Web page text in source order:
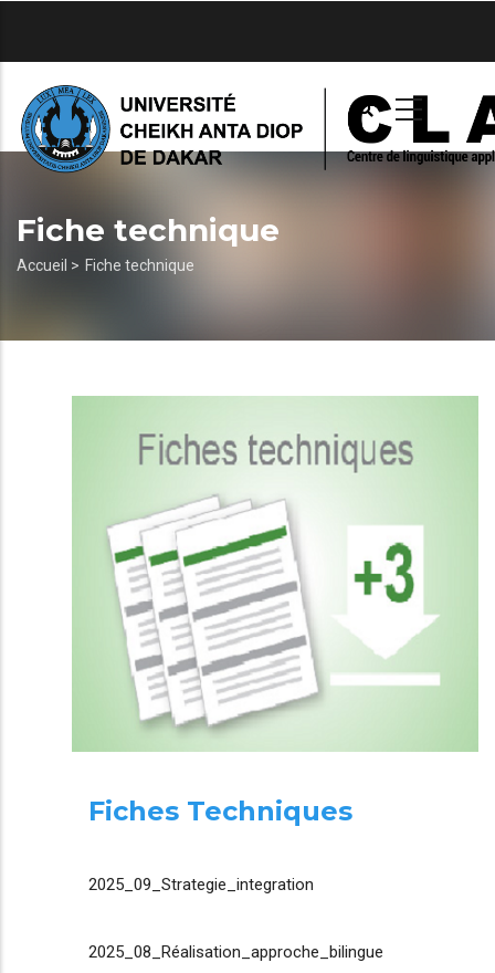
principal
Fiche technique
Fil
Accueil > Fiche technique
Fiches Techniques
2025_09_Strategie_integration
2025_08_Réalisation_approche_bilingue